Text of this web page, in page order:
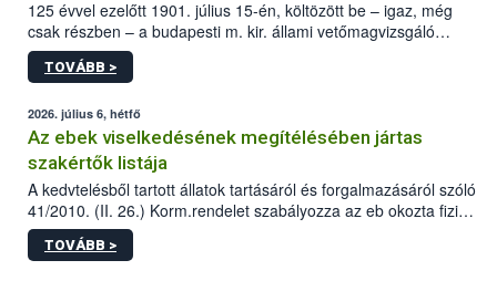
125 évvel ezelőtt 1901. július 15-én, költözött be – igaz, még
csak részben – a budapesti m. kir. állami vetőmagvizsgáló
állomás a Kis Rókus utca 15. szám alatti, Czigler Győző által
tervezett új épületébe.
TOVÁBB >
2026. július 6, hétfő
Az ebek viselkedésének megítélésében jártas
szakértők listája
A kedvtelésből tartott állatok tartásáról és forgalmazásáról szóló
41/2010. (II. 26.) Korm.rendelet szabályozza az eb okozta fizikai
sérülés, illetve ennek veszélye keletkezésekor felmerülő
hatósági feladatokat, valamint a veszélyes eb tartását és annak
TOVÁBB >